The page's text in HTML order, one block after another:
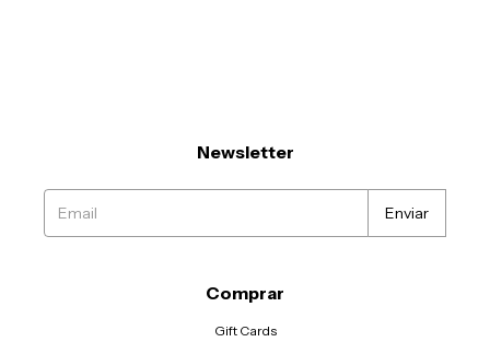
Newsletter
Comprar
Gift Cards